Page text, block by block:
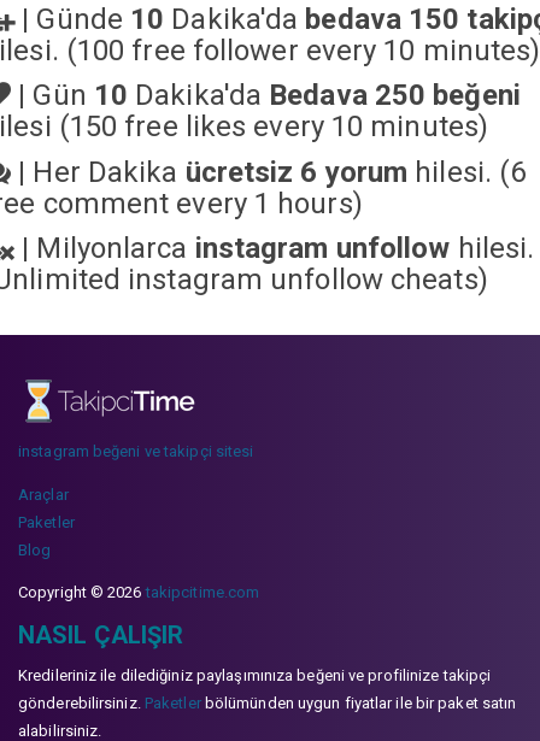
| Günde 10 Dakika'da bedava 150
(100 free follower every 10 minutes)
| Gün 10 Dakika'da Bedava 250 beğeni
(150 free likes every 10 minutes)
| Her Dakika ücretsiz 6 yorum hilesi. (6
comment every 1 hours)
| Milyonlarca instagram unfollow hilesi.
instagram unfollow cheats)
instagram beğeni ve takipçi sitesi
Araçlar
Paketler
Blog
Copyright © 2026takipcitime.com
NASIL ÇALIŞIR
Kredileriniz ile dilediğiniz paylaşımınıza beğeni ve profilinize takipçi
gönderebilirsiniz. Paketlerbölümünden uygun fiyatlar ile bir paket satın
alabilirsiniz.